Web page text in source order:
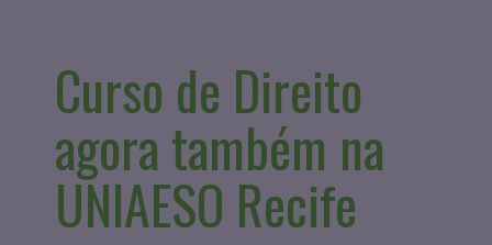
Curso de Direito
agora também na
UNIAESO Recife